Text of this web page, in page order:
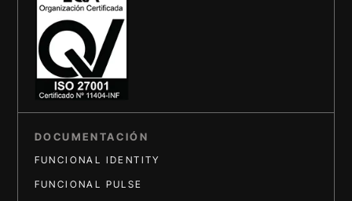
DOCUMENTACIÓN
FUNCIONAL IDENTITY
FUNCIONAL PULSE